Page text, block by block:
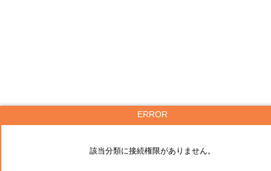
ERROR
該当分類に接続権限がありません。